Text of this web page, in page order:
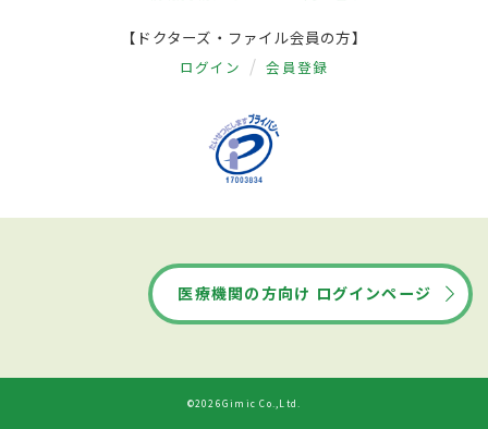
【ドクターズ・ファイル会員の方】
ログイン 会員登録
医療機関の方向け ログインページ
©2026Gimic Co.,Ltd.